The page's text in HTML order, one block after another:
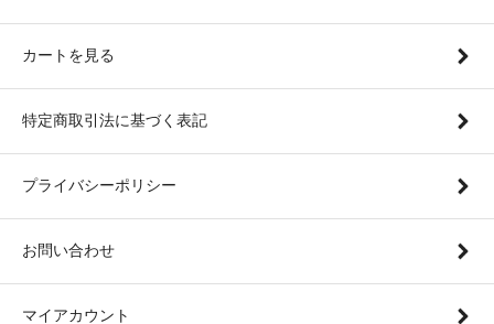
カートを見る
特定商取引法に基づく表記
プライバシーポリシー
お問い合わせ
マイアカウント